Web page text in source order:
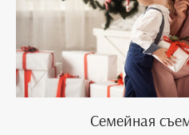
Семейная